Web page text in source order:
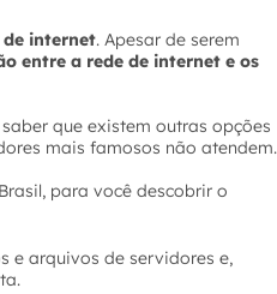
de internet. Apesar de serem
entre a rede de internet e os
que existem outras opções
mais famosos não atendem.
para você descobrir o
e arquivos de servidores e,